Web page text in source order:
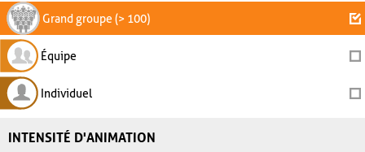
Grand groupe (> 100)
Équipe
Individuel
INTENSITÉ D'ANIMATION